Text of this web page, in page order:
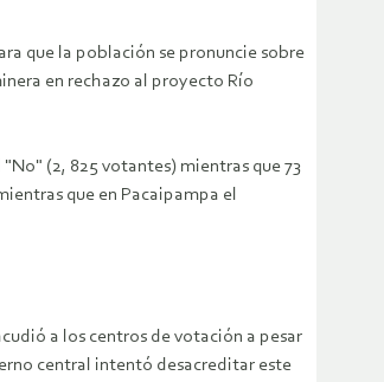
que la población se pronuncie sobre
en rechazo al proyecto Río
(2, 825 votantes) mientras que 73
que en Pacaipampa el
a los centros de votación a pesar
central intentó desacreditar este